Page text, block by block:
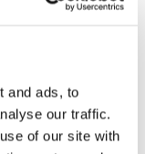
and ads, to
our traffic.
of our site with